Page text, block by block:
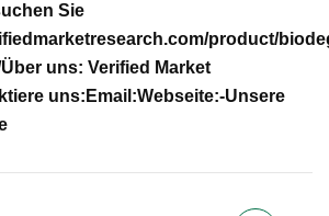
Sie
product/
Über uns: Verified Market
uns: Email:Webseite:-Unsere